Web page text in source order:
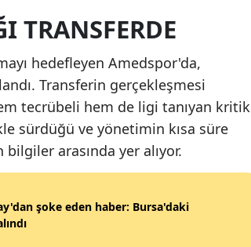
TRANSFERDE
hedefleyen Amedspor'da,
Transferin gerçekleşmesi
tecrübeli hem de ligi tanıyan kritik
sürdüğü ve yönetimin kısa süre
arasında yer alıyor.
şoke eden haber: Bursa'daki